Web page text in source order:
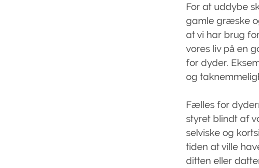
For at uddybe
gamle græske
at vi har brug
vores liv på en
for dyder.
og
Fælles for
styret blindt af
selviske og
tiden at ville
ditten eller